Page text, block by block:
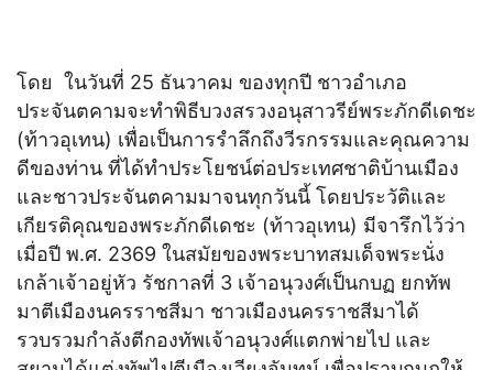
โดย ในวันที่ 25 ธันวาคม ของทุกปี ชาวอำเภอ
ประจันตคามจะทำพิธีบวงสรวงอนุสาวรีย์พระภักดีเดชะ
(ท้าวอุเทน) เพื่อเป็นการรำลึกถึงวีรกรรมและคุณความ
ดีของท่าน ที่ได้ทำประโยชน์ต่อประเทศชาติบ้านเมือง
และชาวประจันตคามมาจนทุกวันนี้ โดยประวัติและ
เกียรติคุณของพระภักดีเดชะ (ท้าวอุเทน) มีจารึกไว้ว่า
เมื่อปี พ.ศ. 2369 ในสมัยของพระบาทสมเด็จพระนั่ง
เกล้าเจ้าอยู่หัว รัชกาลที่ 3 เจ้าอนุวงศ์เป็นกบฏ ยกทัพ
มาตีเมืองนครราชสีมา ชาวเมืองนครราชสีมาได้
รวบรวมกำลังตีกองทัพเจ้าอนุวงศ์แตกพ่ายไป และ